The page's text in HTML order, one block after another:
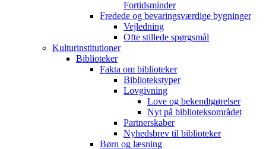
Fortidsminder
Fredede og bevaringsværdige bygninger
Vejledning
Ofte stillede spørgsmål
Kulturinstitutioner
Biblioteker
Fakta om biblioteker
Bibliotekstyper
Lovgivning
Love og bekendtgørelser
Nyt på biblioteksområdet
Partnerskaber
Nyhedsbrev til biblioteker
Børn og læsning